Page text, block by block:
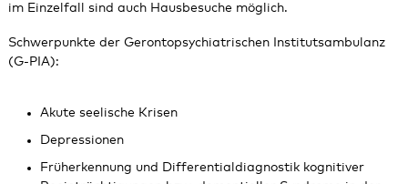
im Einzelfall sind auch Hausbesuche möglich.
Schwerpunkte der Gerontopsychiatrischen Institutsambulanz
(G-PIA):
Akute seelische Krisen
Depressionen
Früherkennung und Differentialdiagnostik kognitiver